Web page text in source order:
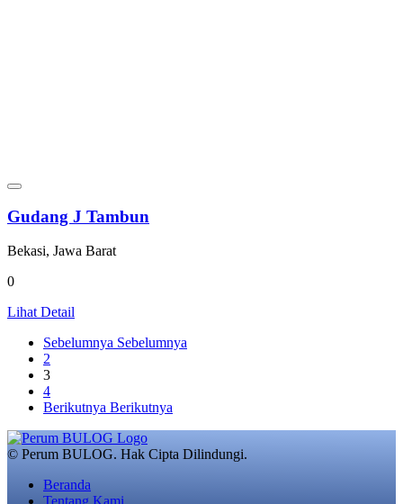
Gudang J Tambun
Bekasi, Jawa Barat
0
Lihat Detail
Sebelumnya Sebelumnya
2
3
4
Berikutnya Berikutnya
© Perum BULOG. Hak Cipta Dilindungi.
Beranda